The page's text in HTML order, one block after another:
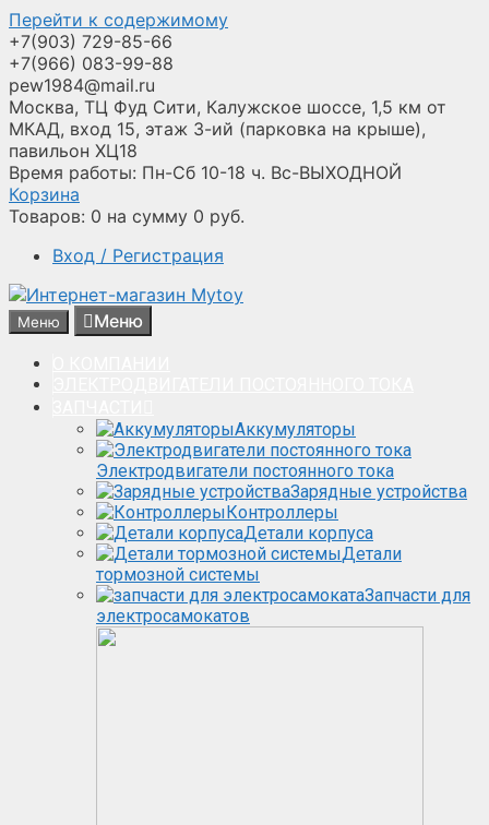
Перейти к содержимому
+7(903) 729-85-66
+7(966) 083-99-88
pew1984@mail.ru
Москва, ТЦ Фуд Сити, Калужское шоссе, 1,5 км от
МКАД, вход 15, этаж 3-ий (парковка на крыше),
павильон ХЦ18
Время работы: Пн-Сб 10-18 ч. Вс-ВЫХОДНОЙ
Корзина
Товаров: 0 на сумму 0 руб.
Вход / Регистрация
Меню Меню
Аккумуляторы
Электродвигатели постоянного тока
Зарядные устройства
Контроллеры
Детали корпуса
Детали
тормозной системы
Запчасти для
электросамокатов